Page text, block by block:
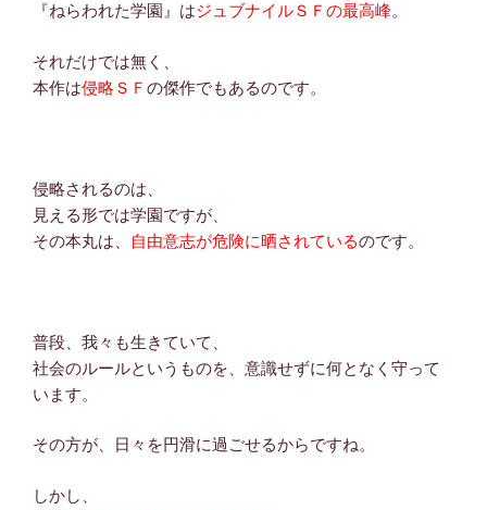
『ねらわれた学園』はジュブナイルＳＦの最高峰。
それだけでは無く、
本作は侵略ＳＦ の傑作でもあるのです。
侵略されるのは、
見える形では学園ですが、
その本丸は、
自由意志が危険に晒されているのです。
普段、我々も生きていて、
社会のルールというものを、意識せずに何となく守って
います。
その方が、日々を円滑に過ごせるからですね。
しかし、